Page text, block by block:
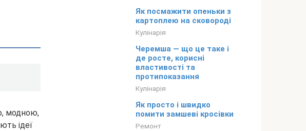
модною,
ідеї
Як посмажити опеньки з
картоплею на сковороді
Кулінарія
Черемша — що це таке і
де росте, корисні
властивості та
протипоказання
Кулінарія
Як просто і швидко
помити замшеві кросівки
Ремонт